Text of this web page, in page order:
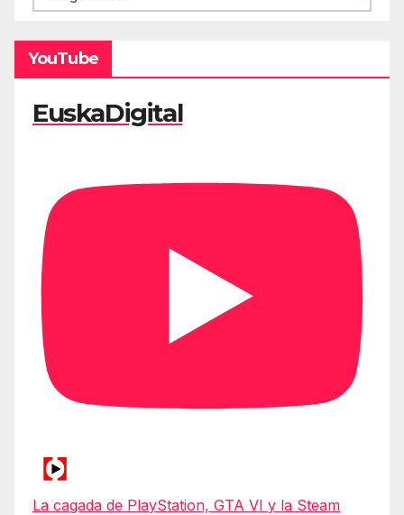
YouTube
EuskaDigital
La cagada de PlayStation, GTA VI y la Steam